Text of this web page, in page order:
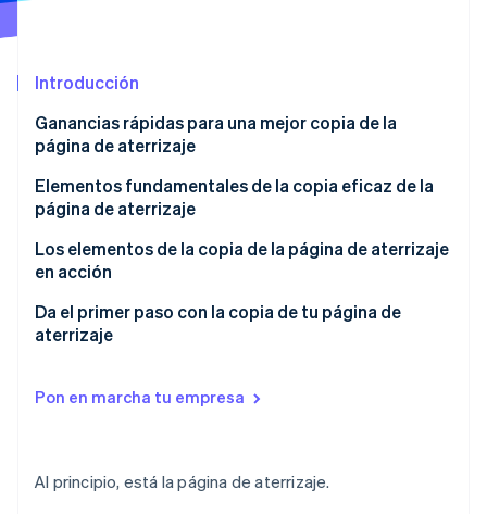
Descubre cómo Stripe construye la infraestructura
Mirar ahora
Socios
Stripe App Marketplace
Introducción
Ganancias rápidas para una mejor copia de la
página de aterrizaje
Elementos fundamentales de la copia eficaz de la
página de aterrizaje
Los elementos de la copia de la página de aterrizaje
en acción
Primera impresión: haz una introducción precisa,
confiable y duradera
mercado en tu copia
Da el primer paso con la copia de tu página de
aterrizaje
Pon en marcha tu empresa
Al principio, está la página de aterrizaje.